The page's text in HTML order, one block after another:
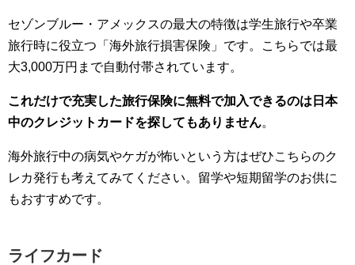
セゾンブルー・アメックスの最大の特徴は学生旅行や卒業
旅行時に役立つ「海外旅行損害保険」です。こちらでは最
大3,000万円まで自動付帯されています。
これだけで充実した旅行保険に無料で加入できるのは日本
中のクレジットカードを探してもありません。
海外旅行中の病気やケガが怖いという方はぜひこちらのク
レカ発行も考えてみてください。留学や短期留学のお供に
もおすすめです。
ライフカード